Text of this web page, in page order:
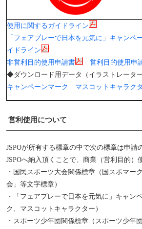
使用に関するガイドライン
「フェアプレーで日本を元気に」キャンペ
イドライン
非営利目的使用申請書
営利目的使用申
◆ダウンロード用データ（イラストレーター
キャンペーンマーク
マスコットキャラク
営利使用について
JSPOが所有する標章の中で次の標章は申請
JSPOへ納入頂くことで、商業（営利目的）
・国民スポーツ大会関係標章（国スポマー
会」等文字標章）
・「フェアプレーで日本を元気に」キャン
ク、マスコットキャラクター）
・スポーツ少年団関係標章（スポーツ少年